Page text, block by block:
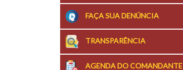
FAÇA SUA DENÚNCIA
TRANSPARÊNCIA
AGENDA DO COMANDANTE